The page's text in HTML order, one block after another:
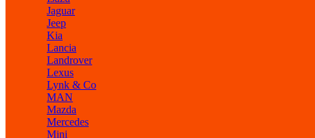
Jaguar
Jeep
Kia
Lancia
Landrover
Lexus
Lynk & Co
MAN
Mazda
Mercedes
Mini